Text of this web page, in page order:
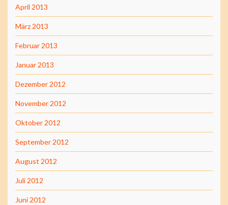
April 2013
März 2013
Februar 2013
Januar 2013
Dezember 2012
November 2012
Oktober 2012
September 2012
August 2012
Juli 2012
Juni 2012